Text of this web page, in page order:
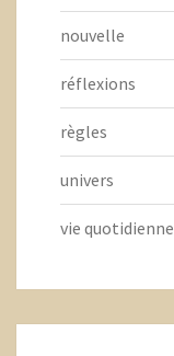
nouvelle
réflexions
règles
univers
vie quotidienne